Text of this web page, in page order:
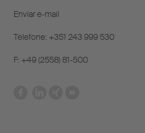
Enviar e-mail
Telefone: +351 243 999 530
F: +49 (2558) 81-500